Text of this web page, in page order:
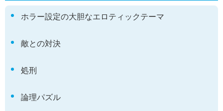
ホラー設定の大胆なエロティックテーマ
敵との対決
処刑
論理パズル